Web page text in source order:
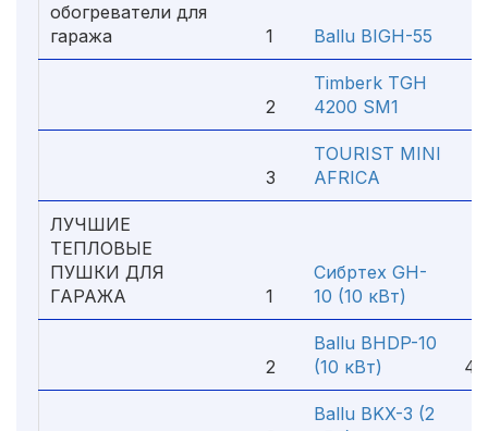
обогреватели для
гаража
1 Ballu BIGH-55
2
Timberk TGH
4200 SM1
3
TOURIST MINI
AFRICA
ЛУЧШИЕ
ТЕПЛОВЫЕ
ПУШКИ ДЛЯ
ГАРАЖА
1
Сибртех GH-
10 (10 кВт)
2
Ballu BHDP-10
(10 кВт)
Ballu BKX-3 (2